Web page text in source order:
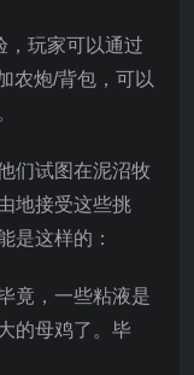
，玩家可以通过
农炮/背包，可以
们试图在泥沼牧
地接受这些挑
是这样的：
竟，一些粘液是
的母鸡了。毕